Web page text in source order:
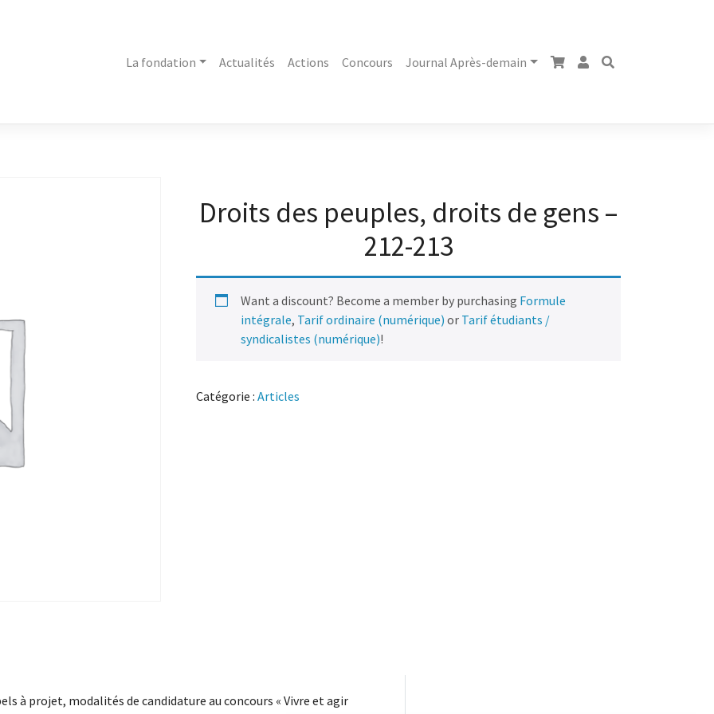
La fondation Actualités Actions Concours Journal Après-demain
Droits des peuples, droits de gens –
212-213
Want a discount? Become a member by purchasing Formule
intégrale, Tarif ordinaire (numérique) or Tarif étudiants /
syndicalistes (numérique)!
Catégorie :Articles
à projet, modalités de candidature au concours « Vivre et agir